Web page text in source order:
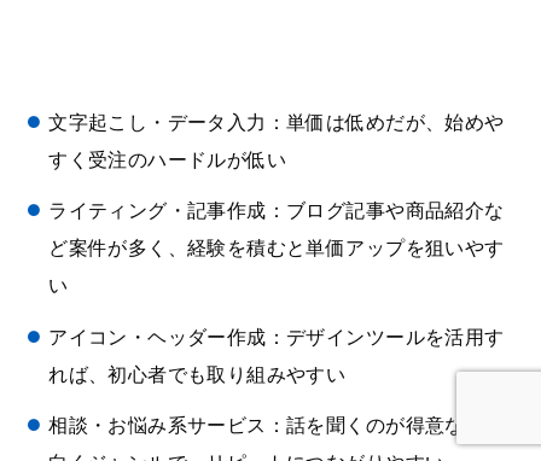
文字起こし・データ入力：単価は低めだが、始めや
すく受注のハードルが低い
ライティング・記事作成：ブログ記事や商品紹介な
ど案件が多く、経験を積むと単価アップを狙いやす
い
アイコン・ヘッダー作成：デザインツールを活用す
れば、初心者でも取り組みやすい
相談・お悩み系サービス：話を聞くのが得意な人に